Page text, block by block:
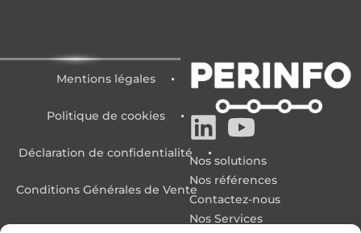
Nos solutions
Nos références
Contactez-nous
Nos Services
Mentions légales
Politique de cookies
Déclaration de confidentialité
Conditions Générales de Vente